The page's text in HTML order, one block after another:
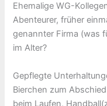
Ehemalige WG-
Abenteurer, früher
genannter Firma (was
im Alter?
Gepflegte
Bierchen zum
beim Laufen,